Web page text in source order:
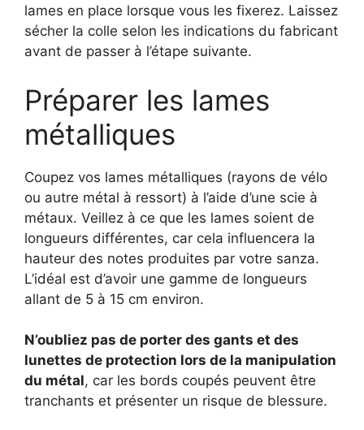
lames en place lorsque vous les fixerez. Laissez
sécher la colle selon les indications du fabricant
avant de passer à l’étape suivante.
Préparer les lames
métalliques
Coupez vos lames métalliques (rayons de vélo
ou autre métal à ressort) à l’aide d’une scie à
métaux. Veillez à ce que les lames soient de
longueurs différentes, car cela influencera la
hauteur des notes produites par votre sanza.
L’idéal est d’avoir une gamme de longueurs
allant de 5 à 15 cm environ.
N’oubliez pas de porter des gants et des
lunettes de protection lors de la manipulation
du métal, car les bords coupés peuvent être
tranchants et présenter un risque de blessure.